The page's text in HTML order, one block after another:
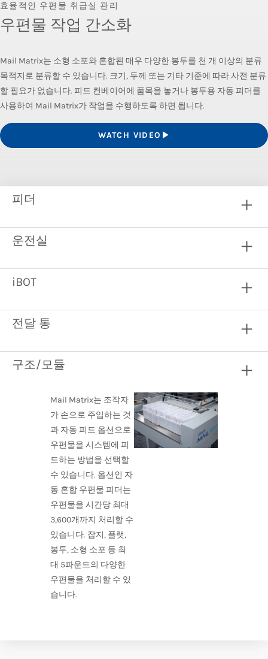
효율적인 우편물 취급실 관리
우편물 작업 간소화
Mail Matrix는 소형 소포와 혼합된 매우 다양한 봉투를 천 개 이상의 분류
목적지로 분류할 수 있습니다. 크기, 두께 또는 기타 기준에 따라 사전 분류
할 필요가 없습니다. 피드 컨베이어에 품목을 놓거나 봉투용 자동 피더를
사용하여 Mail Matrix가 작업을 수행하도록 하면 됩니다.
WATCH VIDEO
피더
운전실
iBOT
전달 통
구조/모듈
Mail Matrix는 조작자
가 손으로 주입하는 것
과 자동 피드 옵션으로
우편물을 시스템에 피
드하는 방법을 선택할
수 있습니다. 옵션인 자
동 혼합 우편물 피더는
우편물을 시간당 최대
3,600개까지 처리할 수
있습니다. 잡지, 플랫,
봉투, 소형 소포 등 최
대 5파운드의 다양한
우편물을 처리할 수 있
습니다.